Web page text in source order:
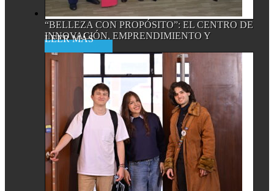
“BELLEZA CON PROPÓSITO”: EL CENTRO DE
INNOVACIÓN, EMPRENDIMIENTO Y